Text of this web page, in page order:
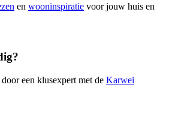
en wooninspiratie voor jouw huis en
een klusexpert met de Karwei